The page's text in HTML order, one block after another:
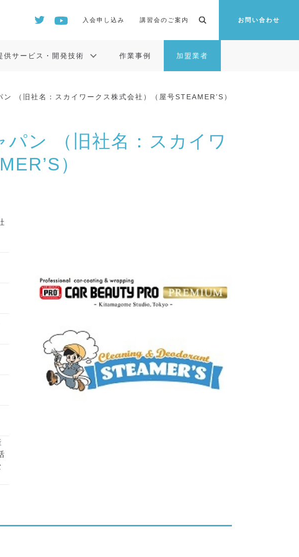
入会申し込み 講習会のご案内 お問い合わせ
供サービス・開発技術 作業事例 加盟業者
（旧社名：スカイワークス株式会社）（屋号STEAMER’S）
ン （旧社名：スカイワ
）